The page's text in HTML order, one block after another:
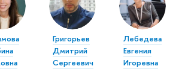
Григорьев
Дмитрий
Сергеевич
Лебедева
Евгения
Игоревна